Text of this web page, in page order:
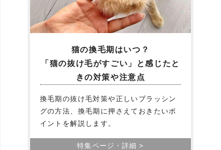
猫の換毛期はいつ？
「猫の抜け毛がすごい」と感じたと
きの対策や注意点
換毛期の抜け毛対策や正しいブラッシン
グの方法、換毛期に押さえておきたいポ
イントを解説します。
特集ページ・詳細 >